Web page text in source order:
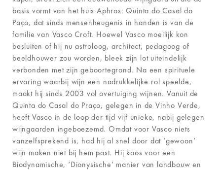
basis vormt van het huis Aphros: Quinta do Casal do
Paço, dat sinds mensenheugenis in handen is van de
familie van Vasco Croft. Hoewel Vasco moeilijk kon
besluiten of hij nu astroloog, architect, pedagoog of
beeldhouwer zou worden, bleek zijn lot uiteindelijk
verbonden met zijn geboortegrond. Na een spirituele
ervaring waarbij wijn een nadrukkelijke rol speelde,
maakt hij sinds 2003 vol overtuiging wijnen. Vanuit de
Quinta do Casal do Praço, gelegen in de Vinho Verde,
heeft Vasco in de loop der tijd vijf unieke, nabij gelegen
wijngaarden ingeboezemd. Omdat voor Vasco niets
vanzelfsprekend is, had hij al snel door dat ‘gewoon’
wijn maken niet bij hem past. Hij koos voor een
Biodynamische, ‘Dionysische’ manier van landbouw en